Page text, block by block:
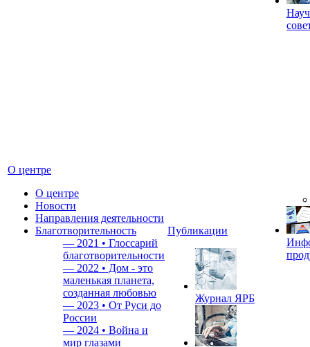
О центре
О центре
Новости
Направления деятельности
Благотворительность
— 2021 • Глоссарий
благотворительности
— 2022 • Дом - это
маленькая планета,
созданная любовью
— 2023 • От Руси до
России
— 2024 • Война и
мир глазами
Публикации
Журнал ЯРБ